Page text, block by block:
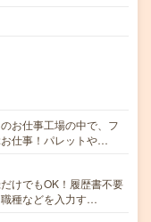
お仕事工場の中で、フ
仕事！パレットや…
けでもOK！履歴書不要
種などを入力す…